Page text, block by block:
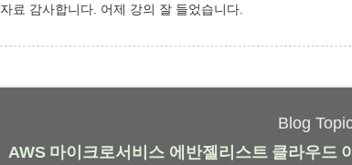
자료 감사합니다. 어제 강의 잘 들었습니다.
Blog
AWS 마이크로서비스 에반젤리스트 클라우드